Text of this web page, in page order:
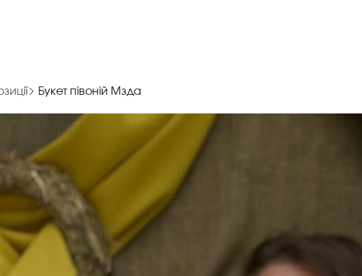
Букет півоній Мзда